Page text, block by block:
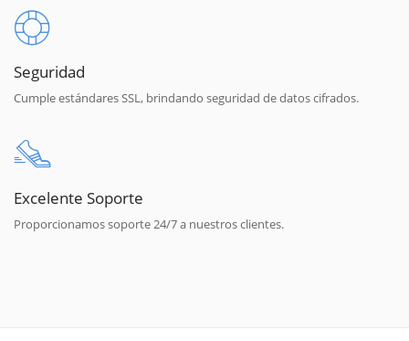
Seguridad
Cumple estándares SSL, brindando seguridad de datos cifrados.
Excelente Soporte
Proporcionamos soporte 24/7 a nuestros clientes.